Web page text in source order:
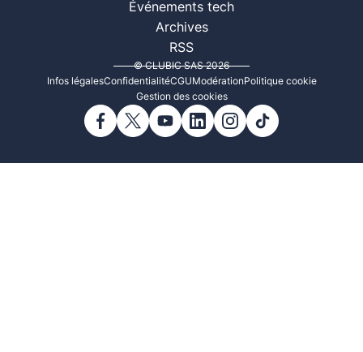
Événements tech
Archives
RSS
© CLUBIC SAS 2026
Infos légalesConfidentialitéCGUModérationPolitique cookie
Gestion des cookies